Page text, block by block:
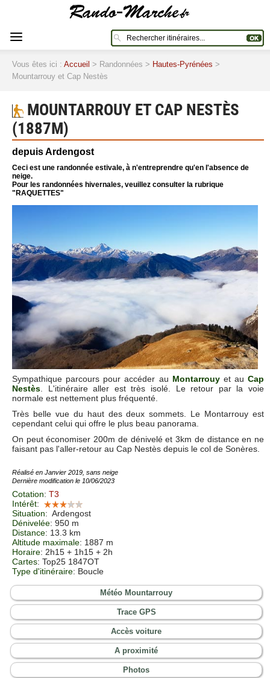
Vous êtes ici : Accueil > Randonnées > Hautes-Pyrénées >
Mountarrouy et Cap Nestès
MOUNTARROUY ET CAP NESTÈS
(1887M)
depuis Ardengost
Ceci est une randonnée estivale, à n'entreprendre qu'en l'absence de
neige.
Pour les randonnées hivernales, veuillez consulter la rubrique
"RAQUETTES"
Sympathique parcours pour accéder au Montarrouy et au Cap
Nestès . L'itinéraire aller est très isolé. Le retour par la voie
normale est nettement plus fréquenté.
Très belle vue du haut des deux sommets. Le Montarrouy est
cependant celui qui offre le plus beau panorama.
On peut économiser 200m de dénivelé et 3km de distance en ne
faisant pas l'aller-retour au Cap Nestès depuis le col de Sonères.
Réalisé en Janvier 2019, sans neige
Dernière modification le 10/06/2023
Cotation: T3
Intérêt:
Situation: Ardengost
Dénivelée: 950 m
Distance: 13.3 km
Altitude maximale: 1887 m
Horaire: 2h15 + 1h15 + 2h
Cartes: Top25 1847OT
Type d'itinéraire: Boucle
Météo Mountarrouy
Trace GPS
Accès voiture
A proximité
Photos